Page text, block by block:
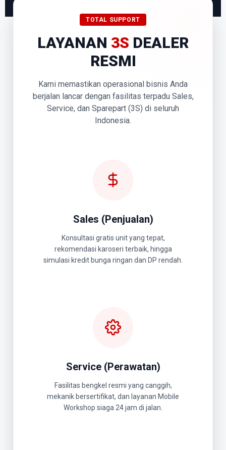
TOTAL SUPPORT
LAYANAN 3S DEALER
RESMI
Kami memastikan operasional bisnis Anda
berjalan lancar dengan fasilitas terpadu Sales,
Service, dan Sparepart (3S) di seluruh
Indonesia.
Sales (Penjualan)
Konsultasi gratis unit yang tepat,
rekomendasi karoseri terbaik, hingga
simulasi kredit bunga ringan dan DP rendah.
Service (Perawatan)
Fasilitas bengkel resmi yang canggih,
mekanik bersertifikat, dan layanan Mobile
Workshop siaga 24 jam di jalan.